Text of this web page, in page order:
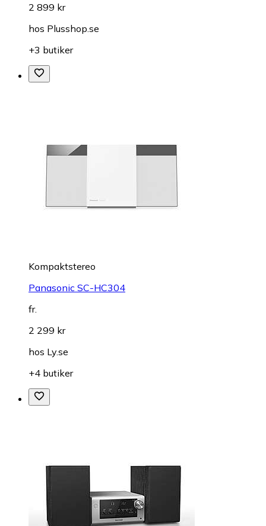
2 899 kr
hos Plusshop.se
+3 butiker
Kompaktstereo
Panasonic SC-HC304
fr.
2 299 kr
hos Ly.se
+4 butiker